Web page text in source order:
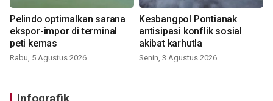
Pelindo optimalkan sarana
ekspor-impor di terminal
peti kemas
Rabu, 5 Agustus 2026
Kesbangpol Pontianak
antisipasi konflik sosial
akibat karhutla
Senin, 3 Agustus 2026
Infografik